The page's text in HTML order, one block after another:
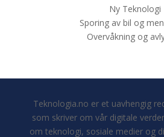
Ny Teknologi
Sporing av bil og
Overvåkning og
Teknologia.no er et uavhengig
som skriver om vår digitale
om teknologi, sosiale medier og